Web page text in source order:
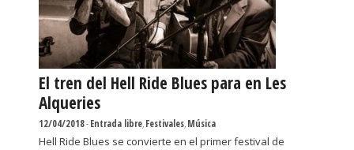
El tren del Hell Ride Blues para en Les
Alqueries
12/04/2018-Entrada libre,Festivales,Música
Hell Ride Blues se convierte en el primer festival de